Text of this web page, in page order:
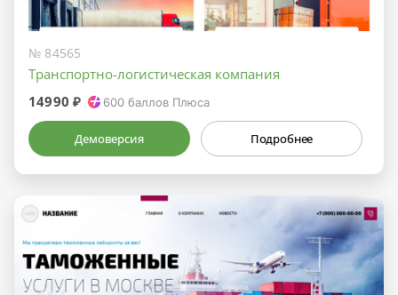
№ 84565
Транспортно-логистическая компания
14990 ₽
600 баллов Плюса
Демоверсия Подробнее